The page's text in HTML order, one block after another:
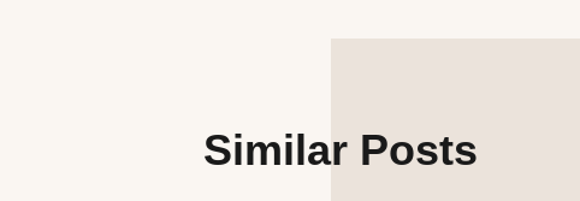
Similar Posts